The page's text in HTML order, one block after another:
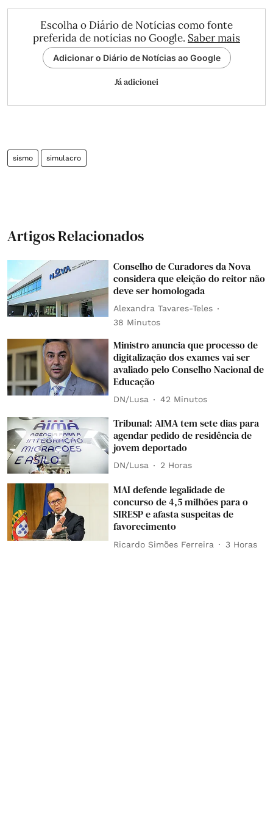
Escolha o Diário de Notícias como fonte
preferida de notícias no Google. Saber mais
Adicionar o Diário de Notícias ao Google
Já adicionei
sismo simulacro
Artigos Relacionados
Conselho de Curadores da Nova
considera que eleição do reitor não
deve ser homologada
Alexandra Tavares-Teles
38 Minutos
Ministro anuncia que processo de
digitalização dos exames vai ser
avaliado pelo Conselho Nacional de
Educação
DN/Lusa 42 Minutos
Tribunal: AIMA tem sete dias para
agendar pedido de residência de
jovem deportado
DN/Lusa 2 Horas
MAI defende legalidade de
concurso de 4,5 milhões para o
SIRESP e afasta suspeitas de
favorecimento
Ricardo Simões Ferreira 3 Horas